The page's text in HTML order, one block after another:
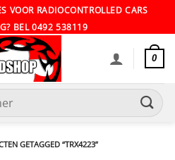
VOOR RADIOCONTROLLED CARS
BEL 0492 538119
0
GETAGGED “TRX4223”